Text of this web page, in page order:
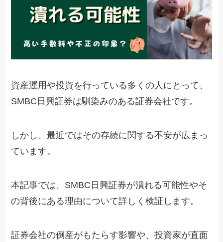
資産運用や投資を行っている多くの人にとって、
SMBC日興証券は馴染みのある証券会社です。
しかし、最近ではその存続に関する不安が広まっ
ています。
本記事では、SMBC日興証券が潰れる可能性やそ
の背後にある理由について詳しく検証します。
証券会社の倒産がもたらす影響や、投資家が直面